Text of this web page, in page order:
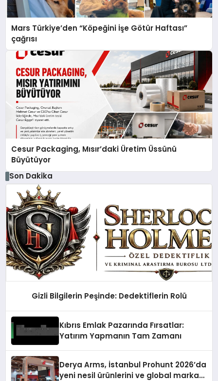
Mars Türkiye’den “Köpeğini İşe Götür Haftası”
çağrısı
Cesur Packaging, Mısır’daki Üretim Üssünü
Büyütüyor
Son Dakika
Gizli Bilgilerin Peşinde: Dedektiflerin Rolü
Kıbrıs Emlak Pazarında Fırsatlar:
Yatırım Yapmanın Tam Zamanı
Derya Arms, İstanbul Prohunt 2026’da
yeni nesil ürünlerini ve global marka